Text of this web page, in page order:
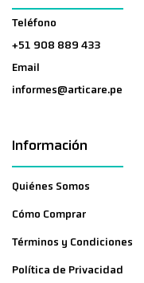
Teléfono
+51 908 889 433
Email
informes@articare.pe
Información
Quiénes Somos
Cómo Comprar
Términos y Condiciones
Política de Privacidad